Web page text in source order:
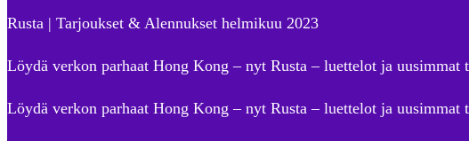
Rusta | Tarjoukset & Alennukset helmikuu 2023
Löydä verkon parhaat Hong Kong – nyt Rusta – luettelot ja uusimmat
Löydä verkon parhaat Hong Kong – nyt Rusta – luettelot ja uusimmat